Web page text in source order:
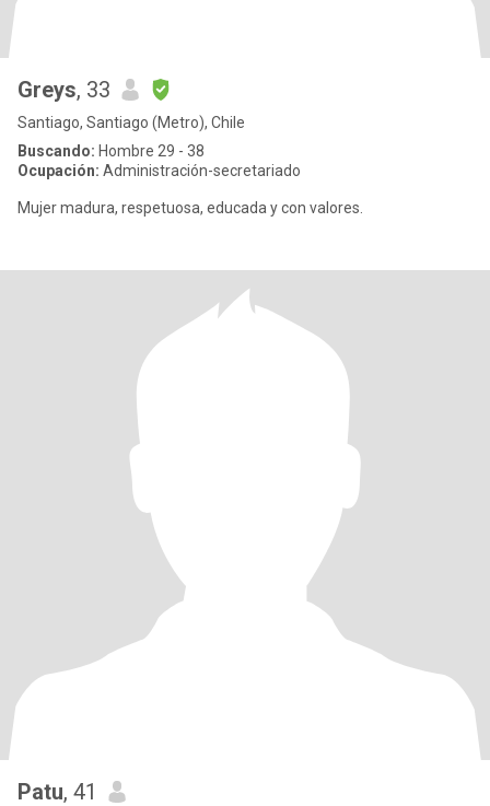
Greys, 33
Santiago, Santiago (Metro), Chile
Buscando: Hombre 29 - 38
Ocupación: Administración-secretariado
Mujer madura, respetuosa, educada y con valores.
Patu, 41